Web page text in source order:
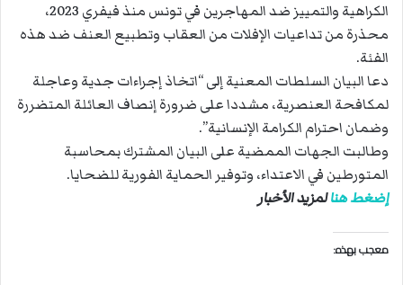
الكراهية والتمييز ضد المهاجرين في تونس منذ فيفري 2023،
محذرة من تداعيات الإفلات من العقاب وتطبيع العنف ضد هذه
الفئة.
دعا البيان السلطات المعنية إلى “اتخاذ إجراءات جدية وعاجلة
لمكافحة العنصرية، مشددا على ضرورة إنصاف العائلة المتضررة
وضمان احترام الكرامة الإنسانية”.
وطالبت الجهات الممضية على البيان المشترك بمحاسبة
المتورطين في الاعتداء، وتوفير الحماية الفورية للضحايا.
إضغط هنالمزيد الأخبار
معجب بهذه: